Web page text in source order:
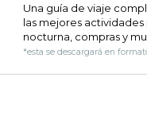
Una guía de viaje
las mejores actividades
nocturna, compras y
*esta se descargará en